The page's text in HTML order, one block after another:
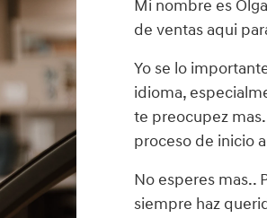
Mi nombre es
de ventas aqui
Yo se lo
idioma,
te preocupez
proceso de inicio
No esperes mas..
siempre haz